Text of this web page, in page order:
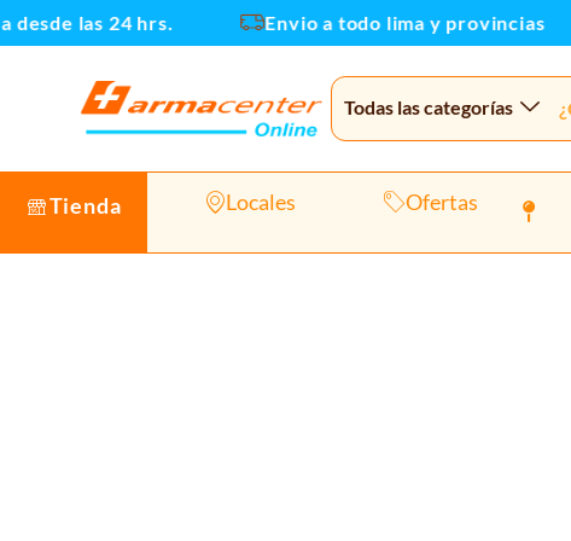
al
las 24 hrs. Envio a todo lima y provincias
Todas las categorías
Tienda Locales Ofertas